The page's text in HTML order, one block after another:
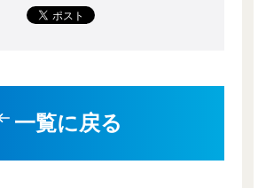
一覧に戻る